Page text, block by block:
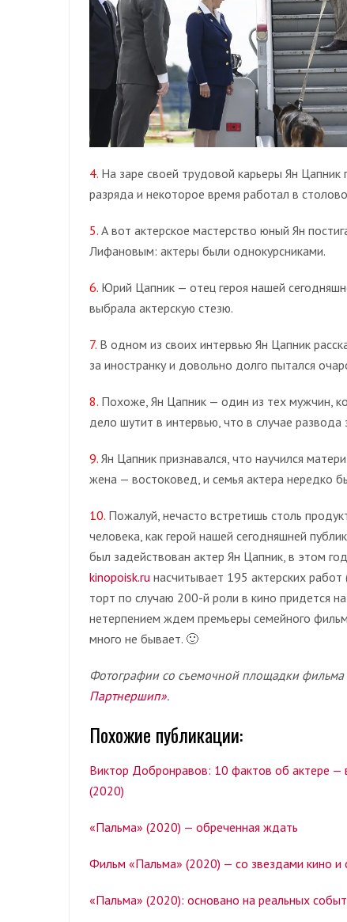
4. На заре своей трудовой карьеры Ян Цапник
разряда и некоторое время работал в
5. А вот актерское мастерство юный Ян
Лифановым: актеры были однокурсниками.
6. Юрий Цапник — отец героя нашей
выбрала актерскую стезю.
7. В одном из своих интервью Ян Цапник
за иностранку и довольно долго пытался
8. Похоже, Ян Цапник — один из тех мужчин,
дело шутит в интервью, что в случае развода
9. Ян Цапник признавался, что научился
жена — востоковед, и семья актера нередко
10. Пожалуй, нечасто встретишь столь
человека, как герой нашей сегодняшней
был задействован актер Ян Цапник, в этом
kinopoisk.ru насчитывает 195 актерских
торт по случаю 200-й роли в кино придется
нетерпением ждем премьеры семейного
много не бывает. 🙂
Фотографии со съемочной площадки
Партнершип».
Похожие публикации:
Виктор Добронравов: 10 фактов об актере —
(2020)
«Пальма» (2020) — обреченная ждать
Фильм «Пальма» (2020) — со звездами кино и
«Пальма» (2020): основано на реальных